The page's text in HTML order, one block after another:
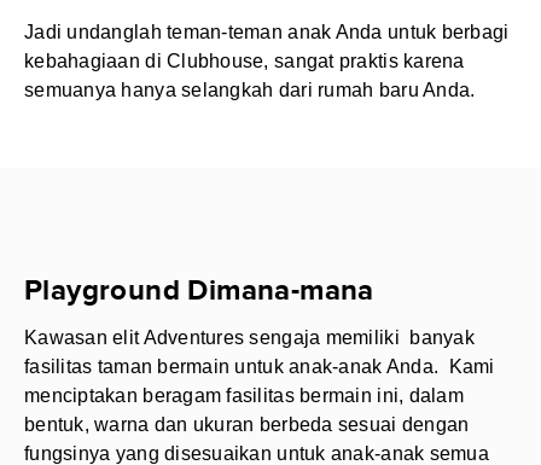
Jadi undanglah teman-teman anak Anda untuk berbagi
kebahagiaan di Clubhouse, sangat praktis karena
semuanya hanya selangkah dari rumah baru Anda.
Playground Dimana-mana
Kawasan elit Adventures sengaja memiliki banyak
fasilitas taman bermain untuk anak-anak Anda. Kami
menciptakan beragam fasilitas bermain ini, dalam
bentuk, warna dan ukuran berbeda sesuai dengan
fungsinya yang disesuaikan untuk anak-anak semua